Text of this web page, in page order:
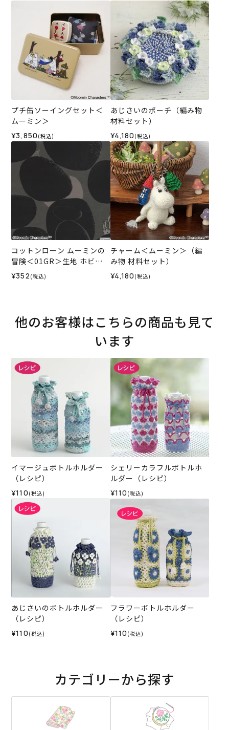
プチ缶ソーイングセット＜
ムーミン＞
¥3,850 (税込)
あじさいのポーチ（編み物
材料セット）
¥4,180 (税込)
コットンローン ムーミンの
冒険＜01GR＞生地 ホビー
ラホビーレデザインコレク
ション
¥352 (税込)
チャーム＜ムーミン＞（編
み物 材料セット）
¥4,180 (税込)
他のお客様はこちらの商品も見て
います
イマージュボトルホルダー
（レシピ）
¥110 (税込)
シェリーカラフルボトルホ
ルダー（レシピ）
¥110 (税込)
あじさいのボトルホルダー
（レシピ）
¥110 (税込)
フラワーボトルホルダー
（レシピ）
¥110 (税込)
カテゴリーから探す